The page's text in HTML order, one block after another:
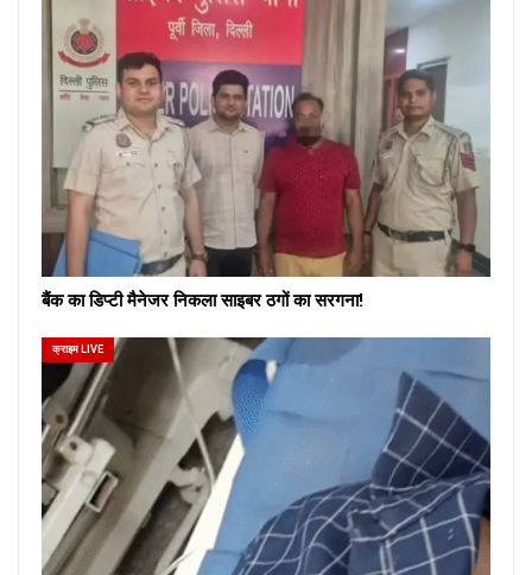
बैंक का डिप्टी मैनेजर निकला साइबर ठगों का सरगना!
क्राइम LIVE